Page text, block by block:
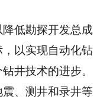
低勘探开发总成
以实现自动化钻
井技术的进步。
、测井和录井等